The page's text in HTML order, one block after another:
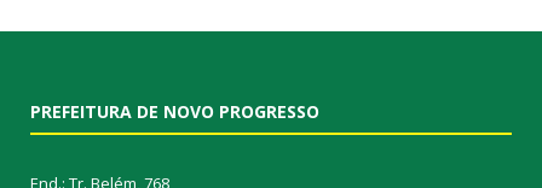
PREFEITURA DE NOVO PROGRESSO
End.: Tr. Belém, 768